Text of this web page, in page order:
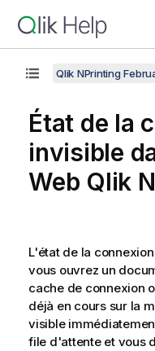
Qlik NPrinting
État de la
invisible
Web Qlik
L'état de la
vous ouvrez un
cache de connexion
déjà en cours sur la
visible
file d'attente et vous